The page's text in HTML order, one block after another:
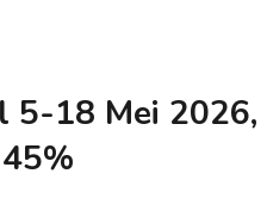
5-18 Mei